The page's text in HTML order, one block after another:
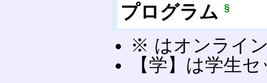
プログラム§
※ はオンライ
【学】は学生